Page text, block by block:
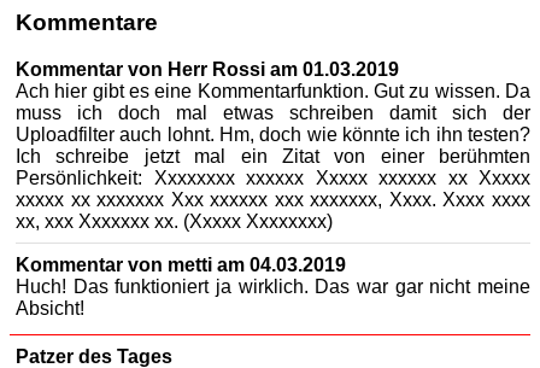
Kommentare
Kommentar von Herr Rossi am 01.03.2019
Ach hier gibt es eine Kommentarfunktion. Gut zu wissen. Da
muss ich doch mal etwas schreiben damit sich der
Uploadfilter auch lohnt. Hm, doch wie könnte ich ihn testen?
Ich schreibe jetzt mal ein Zitat von einer berühmten
Persönlichkeit: Xxxxxxxx xxxxxx Xxxxx xxxxxx xx Xxxxx
xxxxx xx xxxxxxx Xxx xxxxxx xxx xxxxxxx, Xxxx. Xxxx xxxx
xx, xxx Xxxxxxx xx. (Xxxxx Xxxxxxxx)
Kommentar von metti am 04.03.2019
Huch! Das funktioniert ja wirklich. Das war gar nicht meine
Absicht!
Patzer des Tages